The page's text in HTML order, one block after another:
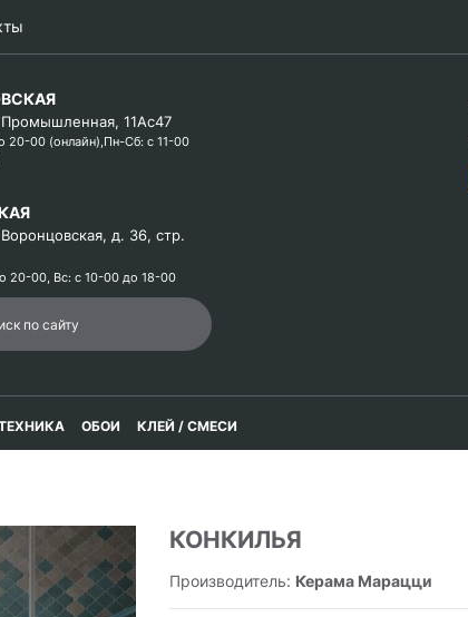
Промышленная, 11Ас47
20-00 (онлайн),Пн-Сб: с 11-00
д. 36, стр.
20-00, Вс: с 10-00 до 18-00
ОБОИ КЛЕЙ / СМЕСИ
КОНКИЛЬЯ
Производитель: Керама Марацци